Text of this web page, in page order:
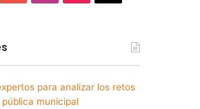
para analizar los retos
municipal